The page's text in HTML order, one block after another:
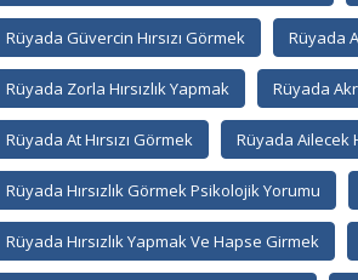
Rüyada Güvercin Hırsızı Görmek Rüyada
Rüyada Zorla Hırsızlık Yapmak Rüyada
Rüyada At Hırsızı Görmek Rüyada Ailecek
Rüyada Hırsızlık Görmek Psikolojik Yorumu
Rüyada Hırsızlık Yapmak Ve Hapse Girmek